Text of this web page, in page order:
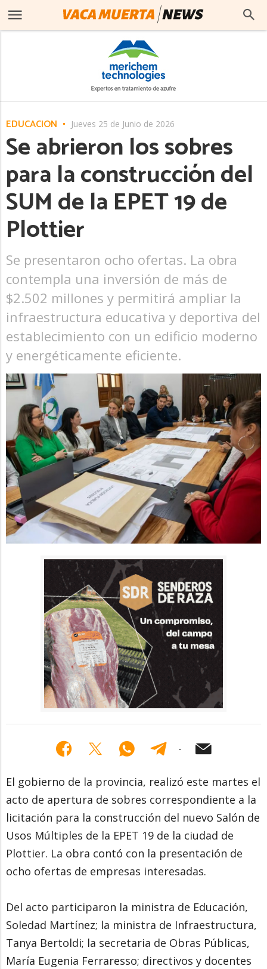
EDUCACIÓN Jueves 25 de Junio de 2026
Se abrieron los sobres
para la construcción del
SUM de la EPET 19 de
Plottier
Se presentaron ocho ofertas. La obra
contempla una inversión de más de
$2.502 millones y permitirá ampliar la
infraestructura educativa y deportiva del
establecimiento con un edificio moderno
y energéticamente eficiente.
El gobierno de la provincia, realizó este martes el
acto de apertura de sobres correspondiente a la
licitación para la construcción del nuevo Salón de
Usos Múltiples de la EPET 19 de la ciudad de
Plottier. La obra contó con la presentación de
ocho ofertas de empresas interesadas.
Del acto participaron la ministra de Educación,
Soledad Martínez; la ministra de Infraestructura,
Tanya Bertoldi; la secretaria de Obras Públicas,
María Eugenia Ferraresso; directivos y docentes